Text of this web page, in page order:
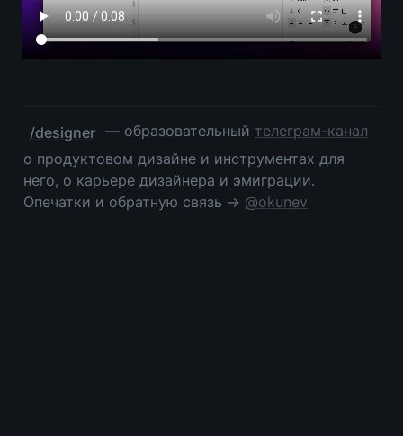
/designer — образовательный телеграм-канал
о продуктовом дизайне и инструментах для
него, о карьере дизайнера и эмиграции.
Опечатки и обратную связь → @okunev